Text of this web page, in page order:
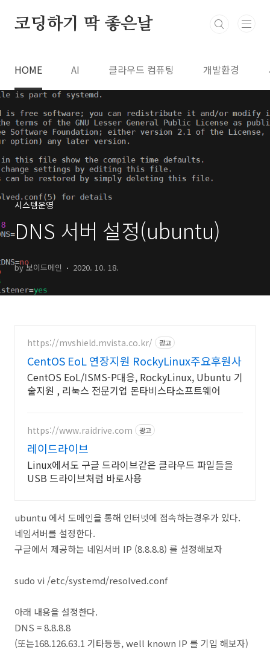
코딩하기 딱 좋은날
HOME AI 클라우드 컴퓨팅 개발환경
시스템운영
DNS 서버 설정(ubuntu)
by 보이드메인 2020. 10. 18.
https://mvshield.mvista.co.kr/ 광고
CentOS EoL 연장지원 RockyLinux주요후원사
CentOS EoL/ISMS-P대응, RockyLinux, Ubuntu 기
술지원 , 리눅스 전문기업 몬타비스타소프트웨어
https://www.raidrive.com 광고
레이드라이브
Linux에서도 구글 드라이브같은 클라우드 파일들을
USB 드라이브처럼 바로사용
ubuntu 에서 도메인을 통해 인터넷에 접속하는경우가 있다.
네임서버를 설정한다.
구글에서 제공하는 네임서버 IP (8.8.8.8) 를 설정해보자
sudo vi /etc/systemd/resolved.conf
아래 내용을 설정한다.
DNS = 8.8.8.8
(또는168.126.63.1 기타등등, well known IP 를 기입 해보자)